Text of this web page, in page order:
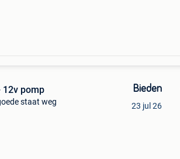
12v pomp
staat weg
Bieden
23 jul 26